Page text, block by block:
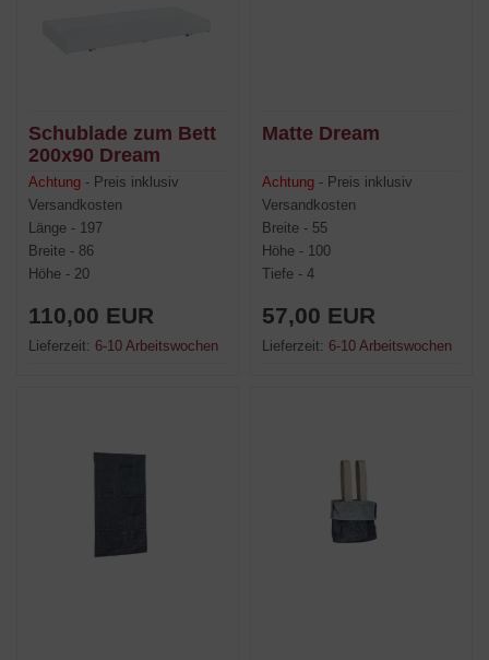
Schublade zum Bett
200x90 Dream
Achtung - Preis inklusiv
Versandkosten
Länge - 197
Breite - 86
Höhe - 20
110,00 EUR
Lieferzeit: 6-10 Arbeitswochen
Matte Dream
Achtung - Preis inklusiv
Versandkosten
Breite - 55
Höhe - 100
Tiefe - 4
57,00 EUR
Lieferzeit: 6-10 Arbeitswochen